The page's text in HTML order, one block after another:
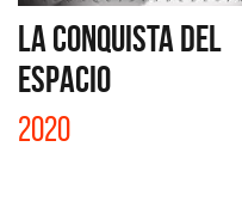
LA CONQUISTA DEL
ESPACIO
2020